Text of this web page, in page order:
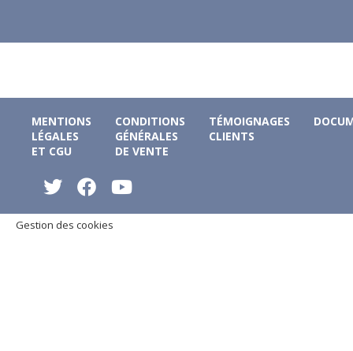
MENTIONS
LÉGALES
ET CGU
CONDITIONS
GÉNÉRALES
DE VENTE
TÉMOIGNAGES
CLIENTS
Gestion des cookies